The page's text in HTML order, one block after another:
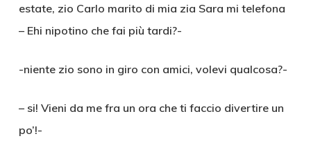
estate, zio Carlo marito di mia zia Sara mi telefona
– Ehi nipotino che fai più tardi?-
-niente zio sono in giro con amici, volevi qualcosa?-
– si! Vieni da me fra un ora che ti faccio divertire un
po’!-